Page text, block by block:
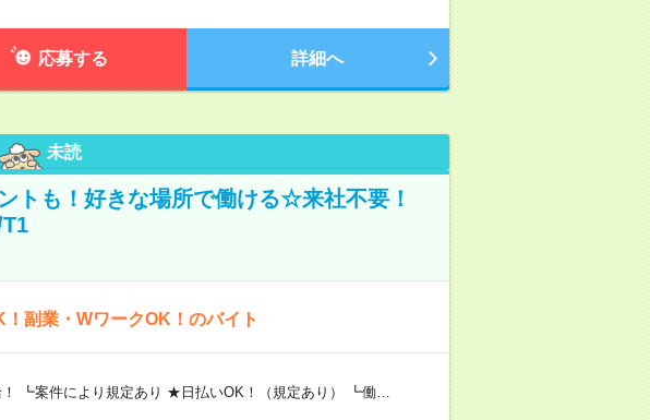
応募する 詳細へ
未読
トも！好きな場所で働ける☆来社不要！
副業・WワークOK！のバイト
┗案件により規定あり ★日払いOK！（規定あり） ┗働…